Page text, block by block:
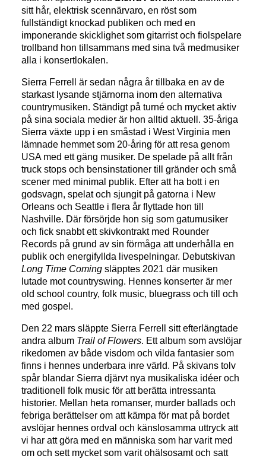
sitt hår, elektrisk scennärvaro, en röst som
fullständigt knockad publiken och med en
imponerande skicklighet som gitarrist och fiolspelare
trollband hon tillsammans med sina två medmusiker
alla i konsertlokalen.
Sierra Ferrell är sedan några år tillbaka en av de
starkast lysande stjärnorna inom den alternativa
countrymusiken. Ständigt på turné och mycket aktiv
på sina sociala medier är hon alltid aktuell. 35-åriga
Sierra växte upp i en småstad i West Virginia men
lämnade hemmet som 20-åring för att resa genom
USA med ett gäng musiker. De spelade på allt från
truck stops och bensinstationer till gränder och små
scener med minimal publik. Efter att ha bott i en
godsvagn, spelat och sjungit på gatorna i New
Orleans och Seattle i flera år flyttade hon till
Nashville. Där försörjde hon sig som gatumusiker
och fick snabbt ett skivkontrakt med Rounder
Records på grund av sin förmåga att underhålla en
publik och energifyllda livespelningar. Debutskivan
Long Time Coming släpptes 2021 där musiken
lutade mot countryswing. Hennes konserter är mer
old school country, folk music, bluegrass och till och
med gospel.
Den 22 mars släppte Sierra Ferrell sitt efterlängtade
andra album Trail of Flowers. Ett album som avslöjar
rikedomen av både visdom och vilda fantasier som
finns i hennes underbara inre värld. På skivans tolv
spår blandar Sierra djärvt nya musikaliska idéer och
traditionell folk music för att berätta intressanta
historier. Mellan heta romanser, murder ballads och
febriga berättelser om att kämpa för mat på bordet
avslöjar hennes ordval och känslosamma uttryck att
vi har att göra med en människa som har varit med
om och sett mycket som varit ohälsosamt och satt